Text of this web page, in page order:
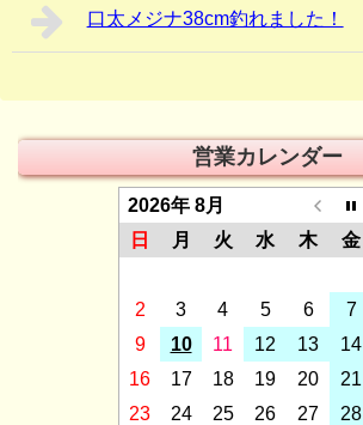
口太メジナ38cm釣れました！
営業カレンダー
2026年 8月
日
月 火 水 木 金
2
3 4 5 6 7
9
10 11 12 13 14
16
17 18 19 20 21
23
24 25 26 27 28